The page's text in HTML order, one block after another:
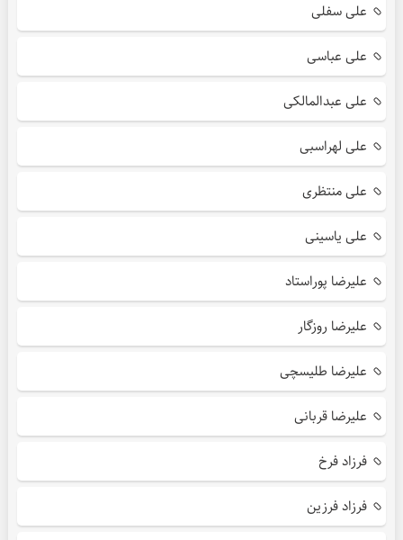
علی سفلی
علی عباسی
علی عبدالمالکی
علی لهراسبی
علی منتظری
علی یاسینی
علیرضا پوراستاد
علیرضا روزگار
علیرضا طلیسچی
علیرضا قربانی
فرزاد فرخ
فرزاد فرزین